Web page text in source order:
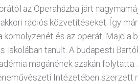
az Operaházba járt
rádiós közvetítéseket. Így
komolyzenét és az operát. Majd a
Iskolában tanult. A budapesti
magánének szakán
Intézetében szerzett